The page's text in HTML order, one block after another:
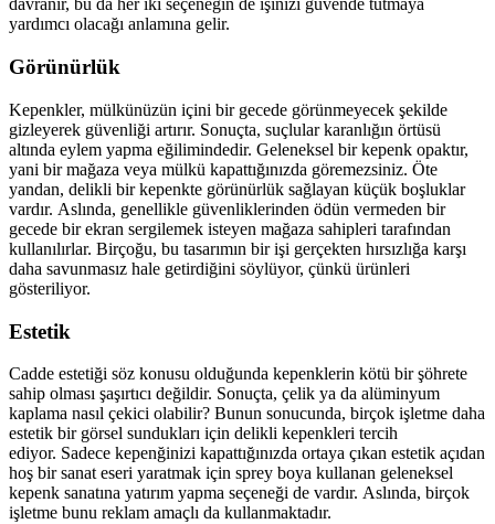
davranır, bu da her iki seçeneğin de işinizi güvende tutmaya
yardımcı olacağı anlamına gelir.
Görünürlük
Kepenkler, mülkünüzün içini bir gecede görünmeyecek şekilde
gizleyerek güvenliği artırır. Sonuçta, suçlular karanlığın örtüsü
altında eylem yapma eğilimindedir. Geleneksel bir kepenk opaktır,
yani bir mağaza veya mülkü kapattığınızda göremezsiniz. Öte
yandan, delikli bir kepenkte görünürlük sağlayan küçük boşluklar
vardır. Aslında, genellikle güvenliklerinden ödün vermeden bir
gecede bir ekran sergilemek isteyen mağaza sahipleri tarafından
kullanılırlar. Birçoğu, bu tasarımın bir işi gerçekten hırsızlığa karşı
daha savunmasız hale getirdiğini söylüyor, çünkü ürünleri
gösteriliyor.
Estetik
Cadde estetiği söz konusu olduğunda kepenklerin kötü bir şöhrete
sahip olması şaşırtıcı değildir. Sonuçta, çelik ya da alüminyum
kaplama nasıl çekici olabilir? Bunun sonucunda, birçok işletme daha
estetik bir görsel sundukları için delikli kepenkleri tercih
ediyor. Sadece kepenğinizi kapattığınızda ortaya çıkan estetik açıdan
hoş bir sanat eseri yaratmak için sprey boya kullanan geleneksel
kepenk sanatına yatırım yapma seçeneği de vardır. Aslında, birçok
işletme bunu reklam amaçlı da kullanmaktadır.